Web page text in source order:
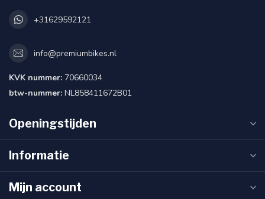
+31629592121
info@premiumbikes.nl
KVK nummer: 70660034
btw-nummer: NL858411672B01
Openingstijden
Informatie
Mijn account